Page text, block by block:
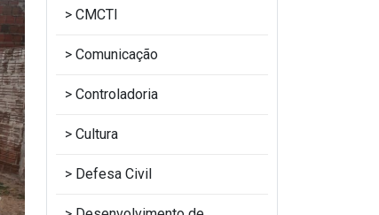
CMCTI
Comunicação
Controladoria
Cultura
Defesa Civil